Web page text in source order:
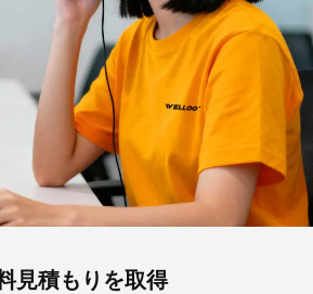
見積もりを取得